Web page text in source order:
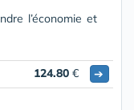
l’économie et
124.80 € ➔